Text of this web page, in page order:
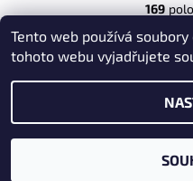
169
Heureka.cz |
2026 © Kabelky pro
Tento web používá
tohoto webu vyjadřujete